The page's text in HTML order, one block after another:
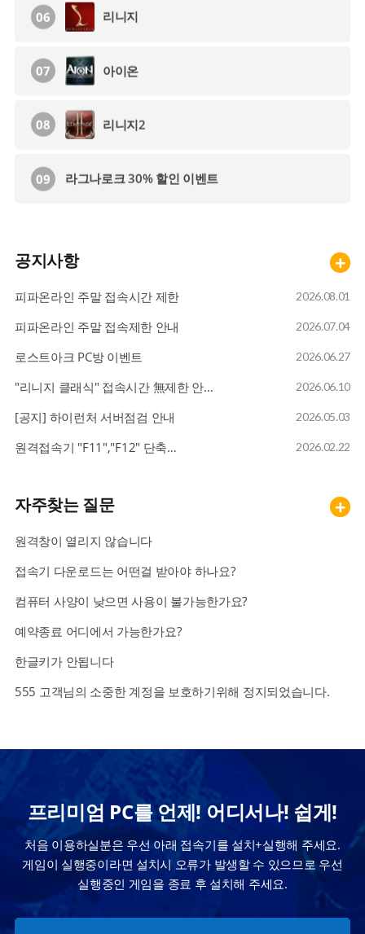
06 리니지
07 아이온
08 리니지2
09 라그나로크 30% 할인 이벤트
03 로스트아크
04 라그나로크 30% 할인 이벤트
공지사항 +
피파온라인 주말 접속시간 제한 2026.08.01
피파온라인 주말 접속제한 안내 2026.07.04
로스트아크 PC방 이벤트 2026.06.27
"리니지 클래식" 접속시간 無제한 안… 2026.06.10
[공지] 하이런처 서버점검 안내 2026.05.03
원격접속기 "F11","F12" 단축… 2026.02.22
자주찾는 질문 +
원격창이 열리지 않습니다
접속기 다운로드는 어떤걸 받아야 하나요?
컴퓨터 사양이 낮으면 사용이 불가능한가요?
예약종료 어디에서 가능한가요?
한글키가 안됩니다
555 고객님의 소중한 계정을 보호하기위해 정지되었습니다.
프리미엄 PC를 언제! 어디서나! 쉽게!
처음 이용하실분은 우선 아래 접속기를 설치+실행해 주세요.
게임이 실행중이라면 설치시 오류가 발생할 수 있으므로 우선
실행중인 게임을 종료 후 설치해 주세요.